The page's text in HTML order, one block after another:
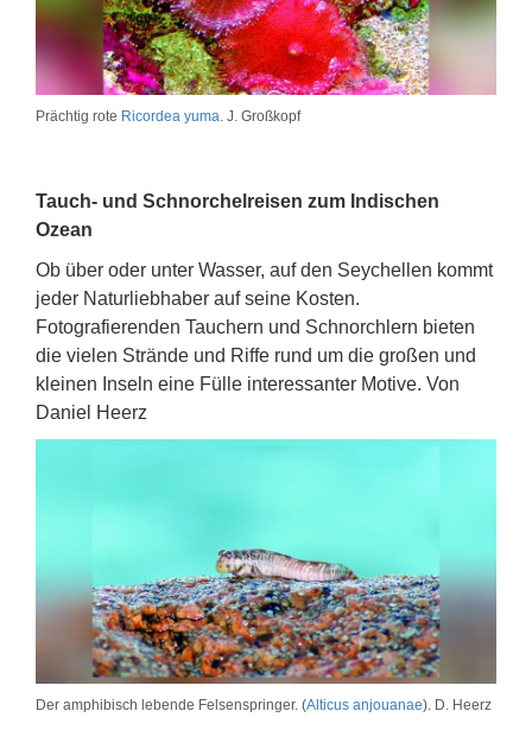
Prächtig rote Ricordea yuma. J. Großkopf
Tauch- und Schnorchelreisen zum Indischen
Ozean
Ob über oder unter Wasser, auf den Seychellen kommt
jeder Naturliebhaber auf seine Kosten.
Fotografierenden Tauchern und Schnorchlern bieten
die vielen Strände und Riffe rund um die großen und
kleinen Inseln eine Fülle interessanter Motive. Von
Daniel Heerz
Der amphibisch lebende Felsenspringer. (Alticus anjouanae). D. Heerz